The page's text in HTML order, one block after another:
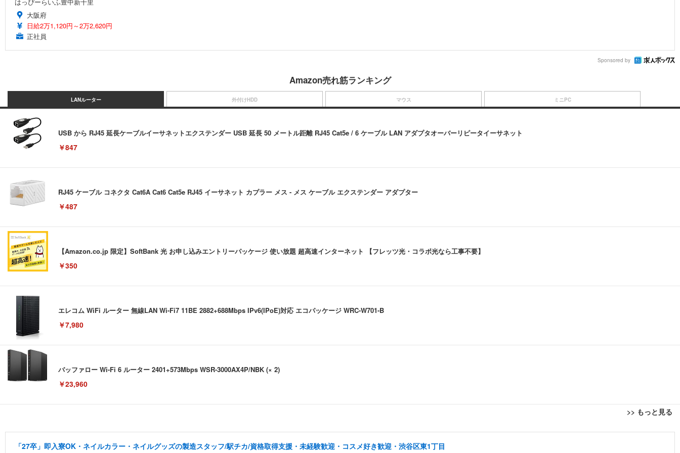
大阪府
日給2万1,120円～2万2,620円
正社員
Sponsored by
Amazon売れ筋ランキング
LANルーター
USB から RJ45 延長ケーブルイーサネットエクステンダー USB 延長 50 メートル距離 RJ45 Cat5e / 6 ケーブル LAN アダプタオーバーリピータイーサネット
￥847
RJ45 ケーブル コネクタ Cat6A Cat6 Cat5e RJ45 イーサネット カプラー メス - メス ケーブル エクステンダー アダプター
￥487
【Amazon.co.jp 限定】SoftBank 光 お申し込みエントリーパッケージ 使い放題 超高速インターネット 【フレッツ光・コラボ光なら工事不要】
￥350
エレコム WiFi ルーター 無線LAN Wi-Fi7 11BE 2882+688Mbps IPv6(IPoE)対応 エコパッケージ WRC-W701-B
￥7,980
バッファロー Wi-Fi 6 ルーター 2401+573Mbps WSR-3000AX4P/NBK (× 2)
￥23,960
>> もっと見る
外付けHDD
外付けHDD 3TB ポータブルハードディスク USB3.0/2.0対応 超薄型
マウス
エレコム ワイヤレスマウス Bluetooth Slint M-TM10BBWH/EC 薄型 静音 4ボタン プレゼンモード機能付 Windows Mac Android iOS iPadOS FireOS対応 ホワイト
ミニPC
ulink・USB4.0×2 | Win11 Pro 5.1GHz | Win11 Pro | 8K 4画面対応
「27卒」即入寮OK・ネイルカラー・ネイルグッズの製造スタッフ/駅チカ/資格取得支援・未経験歓迎・コスメ好き歓迎・渋谷区東1丁目